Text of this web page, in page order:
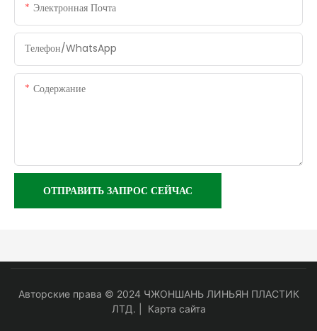
Электронная Почта
Телефон/WhatsApp
Содержание
ОТПРАВИТЬ ЗАПРОС СЕЙЧАС
Авторские права © 2024 ЧЖОНШАНЬ ЛИНЬЯН ПЛАСТИК
ЛТД. |
Карта сайта